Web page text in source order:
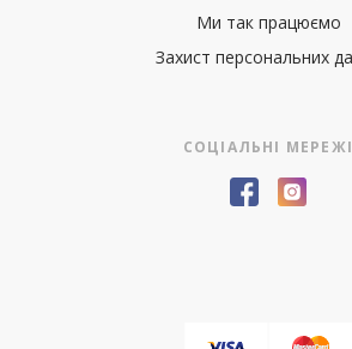
Ми так працюємо
Захист персональних
СОЦІАЛЬНІ МЕРЕЖІ